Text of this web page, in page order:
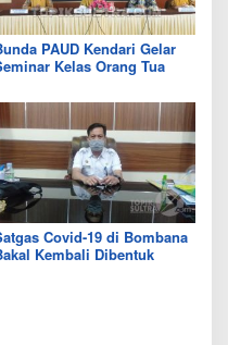
PAUD Kendari Gelar
Kelas Orang Tua
Covid-19 di Bombana
Kembali Dibentuk